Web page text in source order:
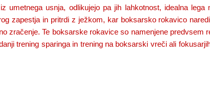
umetnega usnja, odlikujejo pa jih lahkotnost, idealna lega
zapestja in pritrdi z ježkom, kar boksarsko rokavico
zračenje. Te boksarske rokavice so namenjene predvsem
trening sparinga in trening na boksarski vreči ali